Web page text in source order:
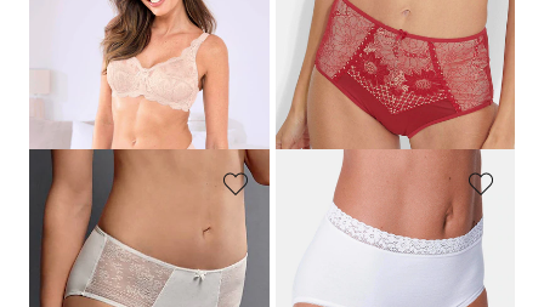
Tailleslip met kant
17,95 €
Laagste prijs van de afgelopen 30
dagen**: 17,95 €
(-20%)
MISS MARY
Maxislip van microvezels met kant
24,95 €
ROSA FAIA
29,95 €
Twee tailleslips